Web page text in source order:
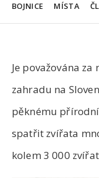
BOJNICE MÍSTA
Je považována
zahradu na
pěknému
spatřit zvířata
kolem 3 000